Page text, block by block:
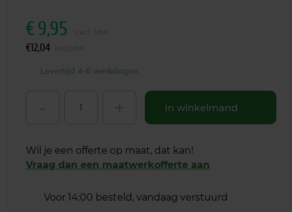
€9,95
€12,04
Levertijd 4-6 werkdagen
In winkelmand
Wil je een offerte op maat, dat kan!
Vraag dan een maatwerkofferte aan
Voor 14:00 besteld, vandaag verstuurd